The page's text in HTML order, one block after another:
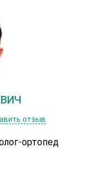
отзыв
ортопед